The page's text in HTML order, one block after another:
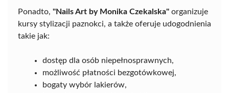
Ponadto, "Nails Art by Monika Czekalska" organizuje
kursy stylizacji paznokci, a także oferuje udogodnienia
takie jak:
dostęp dla osób niepełnosprawnych,
możliwość płatności bezgotówkowej,
bogaty wybór lakierów,